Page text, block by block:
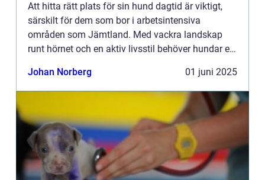
Att hitta rätt plats för sin hund dagtid är viktigt,
särskilt för dem som bor i arbetsintensiva
områden som Jämtland. Med vackra landskap
runt hörnet och en aktiv livsstil behöver hundar en
Johan Norberg 01 juni 2025